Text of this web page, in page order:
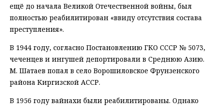
ещё до начала Великой Отечественной войны, был
полностью реабилитирован «ввиду отсутствия состава
преступления».
В 1944 году, согласно Постановлению ГКО СССР № 5073,
чеченцев и ингушей депортировали в Среднюю Азию.
М. Шатаев попал в село Ворошиловское Фрунзенского
района Киргизской АССР.
В 1956 году вайнахи были реабилитированы. Однако